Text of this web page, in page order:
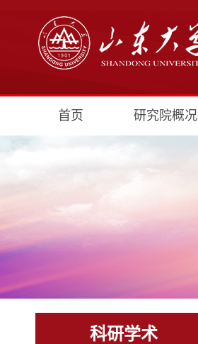
首页 研究院概况
科研学术